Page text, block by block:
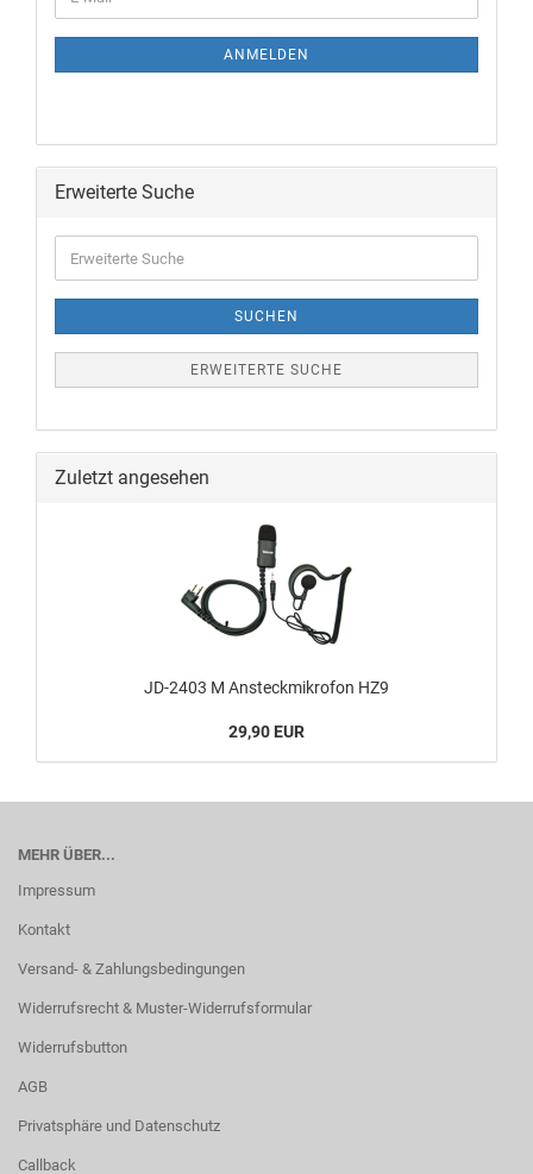
ANMELDEN
Erweiterte Suche
SUCHEN
ERWEITERTE SUCHE
Zuletzt angesehen
JD-2403 M Ansteckmikrofon HZ9
29,90 EUR
MEHR ÜBER...
Impressum
Kontakt
Versand- & Zahlungsbedingungen
Widerrufsrecht & Muster-Widerrufsformular
Widerrufsbutton
AGB
Privatsphäre und Datenschutz
Callback